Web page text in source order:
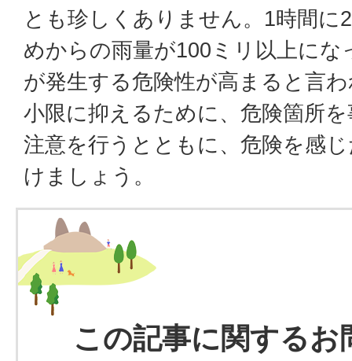
とも珍しくありません。1時間に
めからの雨量が100ミリ以上にな
が発生する危険性が高まると言
小限に抑えるために、危険箇所
注意を行うとともに、危険を感
けましょう。
この記事に関するお